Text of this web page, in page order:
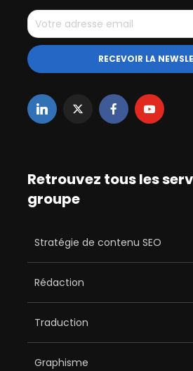
Retrouvez tous les
groupe
Stratégie de contenu SEO
Rédaction
Traduction
Graphisme